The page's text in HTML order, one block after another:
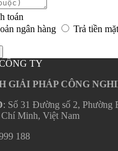
toán
ngân hàng
Trả tiền
TY
GIẢI PHÁP CÔNG
: Số 31 Đường số 2, Phường
Minh, Việt Nam
188